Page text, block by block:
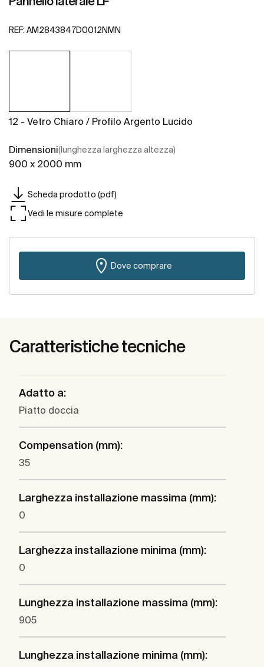
REF: AM2843847D0012NMN
12 - Vetro Chiaro / Profilo Argento Lucido
Dimensioni(lunghezza larghezza altezza)
900 x 2000 mm
Scheda prodotto (pdf)
Vedi le misure complete
Dove comprare
Caratteristiche tecniche
Adatto a:
Piatto doccia
Compensation (mm):
35
Larghezza installazione massima (mm):
0
Larghezza installazione minima (mm):
0
Lunghezza installazione massima (mm):
905
Lunghezza installazione minima (mm):